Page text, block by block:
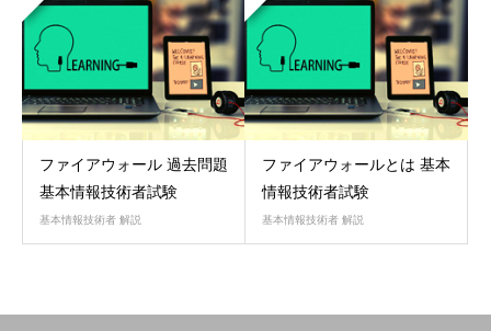
ファイアウォール 過去問題
基本情報技術者試験
基本情報技術者 解説
ファイアウォールとは 基本
情報技術者試験
基本情報技術者 解説